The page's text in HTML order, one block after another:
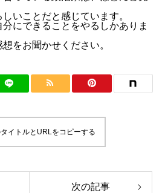
いことだと感じています。
にできることをやるしかありま
をお聞かせください。
イトルとURLをコピーする
次の記事
ターミネーターではない
概念